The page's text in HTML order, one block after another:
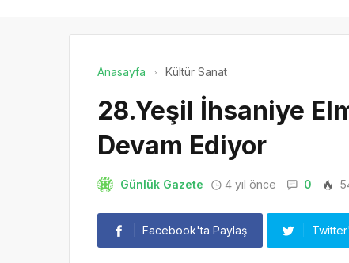
Anasayfa Kültür Sanat
28.Yeşil İhsaniye
Devam Ediyor
Günlük Gazete 4 yıl önce 0
Facebook'ta Paylaş